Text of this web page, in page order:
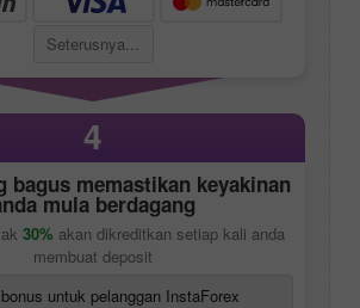
Seterusnya...
4
bagus memastikan keyakinan
mula berdagang
30% akan dikreditkan setiap kali anda
membuat deposit
untuk pelanggan InstaForex